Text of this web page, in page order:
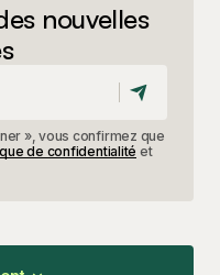
nouvelles
», vous confirmez que
de confidentialité et